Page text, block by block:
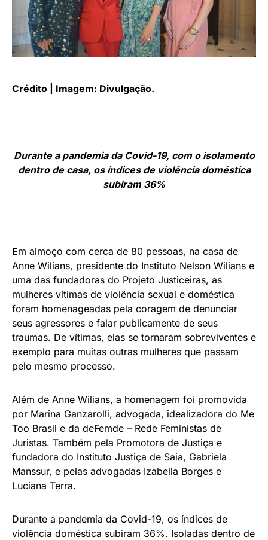
Crédito | Imagem: Divulgação.
Durante a pandemia da Covid-19, com o isolamento
dentro de casa, os índices de violência doméstica
subiram 36%
Em almoço com cerca de 80 pessoas, na casa de
Anne Wilians, presidente do Instituto Nelson Wilians e
uma das fundadoras do Projeto Justiceiras, as
mulheres vítimas de violência sexual e doméstica
foram homenageadas pela coragem de denunciar
seus agressores e falar publicamente de seus
traumas. De vítimas, elas se tornaram sobreviventes e
exemplo para muitas outras mulheres que passam
pelo mesmo processo.
Além de Anne Wilians, a homenagem foi promovida
por Marina Ganzarolli, advogada, idealizadora do Me
Too Brasil e da deFemde – Rede Feministas de
Juristas. Também pela Promotora de Justiça e
fundadora do Instituto Justiça de Saia, Gabriela
Manssur, e pelas advogadas Izabella Borges e
Luciana Terra.
Durante a pandemia da Covid-19, os índices de
violência doméstica subiram 36%. Isoladas dentro de